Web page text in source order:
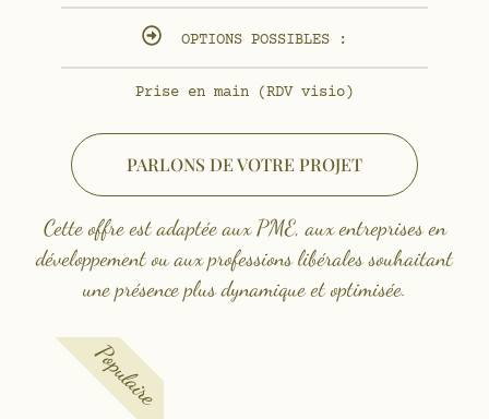
OPTIONS POSSIBLES :
Prise en main (RDV visio)
PARLONS DE VOTRE PROJET
Cette offre est adaptée aux PME, aux entreprises en
développement ou aux professions libérales souhaitant
une présence plus dynamique et optimisée.
Populaire